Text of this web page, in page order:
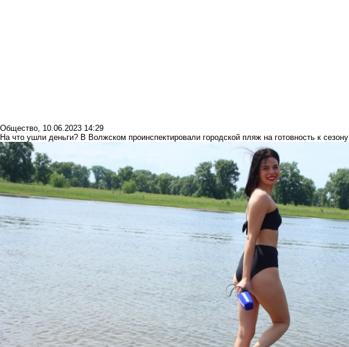
Общество, 10.06.2023 14:29
На что ушли деньги? В Волжском проинспектировали городской пляж на готовность к сезону